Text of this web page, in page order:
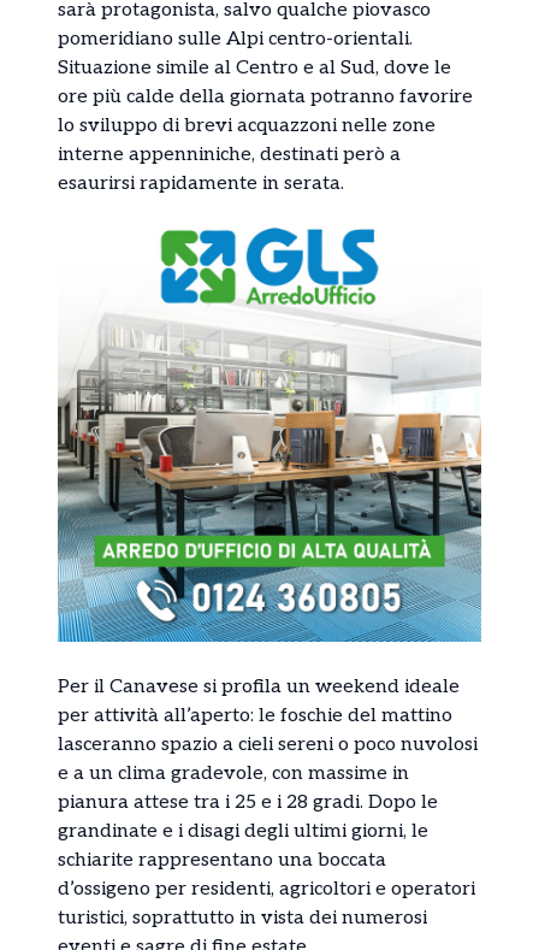
sarà protagonista, salvo qualche piovasco
pomeridiano sulle Alpi centro-orientali.
Situazione simile al Centro e al Sud, dove le
ore più calde della giornata potranno favorire
lo sviluppo di brevi acquazzoni nelle zone
interne appenniniche, destinati però a
esaurirsi rapidamente in serata.
Per il Canavese si profila un weekend ideale
per attività all’aperto: le foschie del mattino
lasceranno spazio a cieli sereni o poco nuvolosi
e a un clima gradevole, con massime in
pianura attese tra i 25 e i 28 gradi. Dopo le
grandinate e i disagi degli ultimi giorni, le
schiarite rappresentano una boccata
d’ossigeno per residenti, agricoltori e operatori
turistici, soprattutto in vista dei numerosi